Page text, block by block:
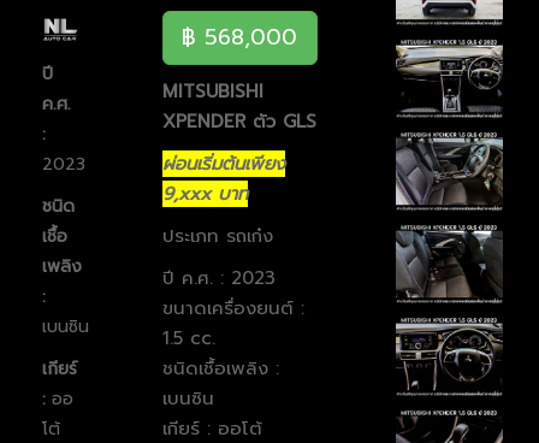
ปี
ค.ศ.
:
2023
ชนิด
เชื้อ
เพลิง
:
เบนซิน
เกียร์
: ออ
โต้
฿ 568,000
MITSUBISHI
XPENDER ตัว GLS
ผ่อนเริ่มต้นเพียง
9,xxx บาท
ประเภท รถเก๋ง
ปี ค.ศ. : 2023
ขนาดเครื่องยนต์ :
1.5 cc.
ชนิดเชื้อเพลิง :
เบนซิน
เกียร์ : ออโต้